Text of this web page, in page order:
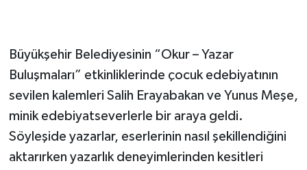
Büyükşehir Belediyesinin “Okur – Yazar
Buluşmaları” etkinliklerinde çocuk edebiyatının
sevilen kalemleri Salih Erayabakan ve Yunus Meşe,
minik edebiyatseverlerle bir araya geldi.
Söyleşide yazarlar, eserlerinin nasıl şekillendiğini
aktarırken yazarlık deneyimlerinden kesitleri